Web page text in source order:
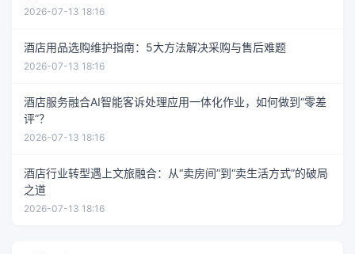
2026-07-13 18:16
酒店用品选购维护指南：5大方法解决采购与售后难题
2026-07-13 18:16
酒店服务融合AI智能客诉处理应用一体化作业，如何做到“零差
评”？
2026-07-13 18:16
酒店行业转型遇上文旅融合：从“卖房间”到“卖生活方式”的破局
之道
2026-07-13 18:16